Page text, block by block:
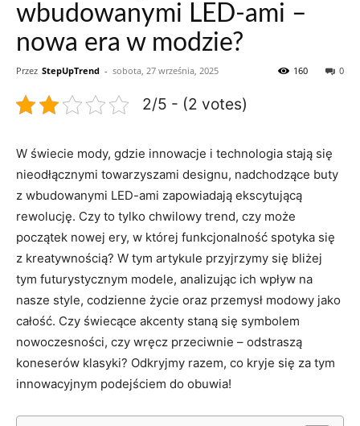
wbudowanymi LED-ami –
nowa era w modzie?
Przez StepUpTrend - sobota, 27 września, 2025 0
160
2/5 - (2 votes)
W świecie mody, gdzie innowacje i technologia stają się
nieodłącznymi towarzyszami designu, nadchodzące buty
z wbudowanymi LED-ami zapowiadają ekscytującą
rewolucję. Czy to tylko chwilowy trend, czy może
początek nowej ery, w której funkcjonalność spotyka się
z kreatywnością? W tym artykule przyjrzymy się bliżej
tym futurystycznym modele, analizując ich wpływ na
nasze style, codzienne życie oraz przemysł modowy jako
całość. Czy świecące akcenty staną się symbolem
nowoczesności, czy wręcz przeciwnie – odstraszą
koneserów klasyki? Odkryjmy razem, co kryje się za tym
innowacyjnym podejściem do obuwia!